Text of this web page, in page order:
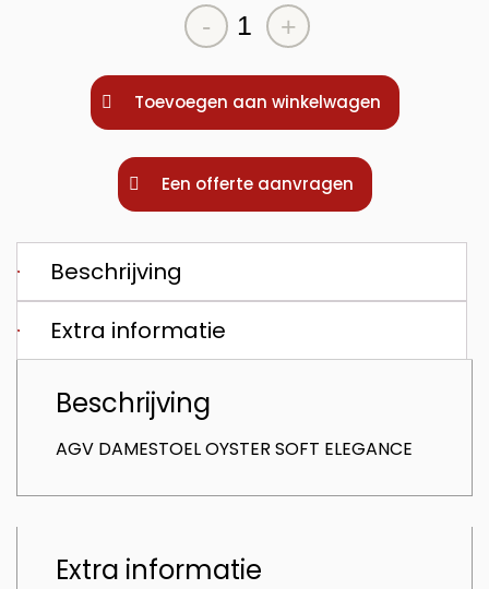
- AGV
DAMESTOEL
OYSTER
SOFT
ELEGANCE
aantal
+
Toevoegen aan winkelwagen
Een offerte aanvragen
Beschrijving
Extra informatie
Beschrijving
AGV DAMESTOEL OYSTER SOFT ELEGANCE
Extra informatie